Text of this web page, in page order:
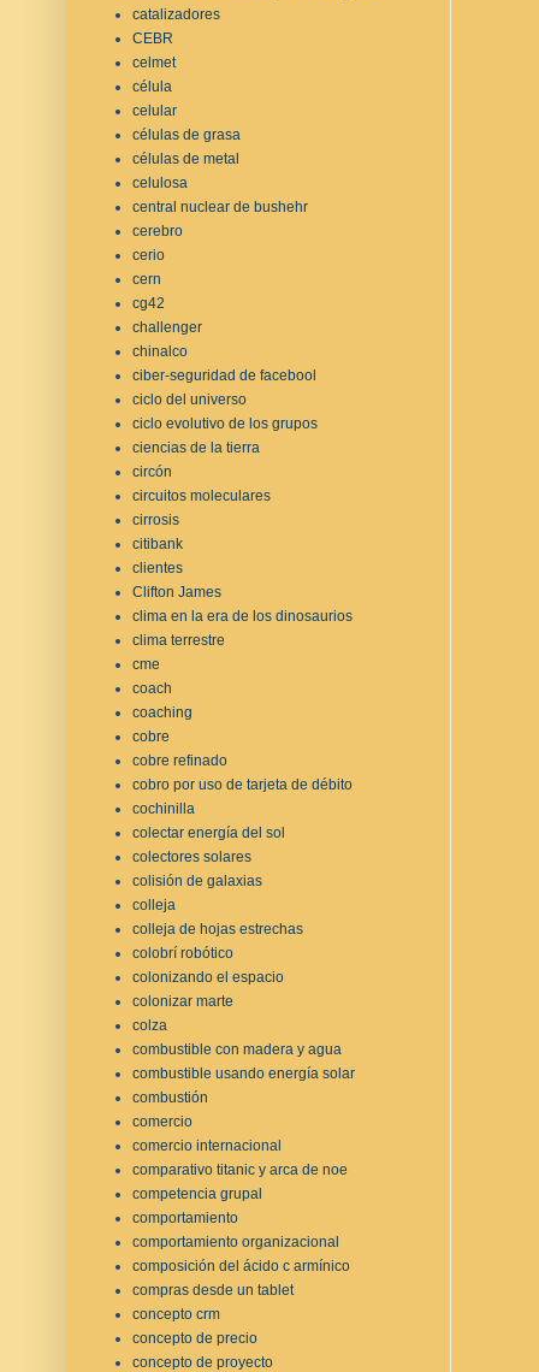
catalizadores
CEBR
celmet
célula
celular
células de grasa
células de metal
celulosa
central nuclear de bushehr
cerebro
cerio
cern
cg42
challenger
chinalco
ciber-seguridad de facebool
ciclo del universo
ciclo evolutivo de los grupos
ciencias de la tierra
circón
circuitos moleculares
cirrosis
citibank
clientes
Clifton James
clima en la era de los dinosaurios
clima terrestre
cme
coach
coaching
cobre
cobre refinado
cobro por uso de tarjeta de débito
cochinilla
colectar energía del sol
colectores solares
colisión de galaxias
colleja
colleja de hojas estrechas
colobrí robótico
colonizando el espacio
colonizar marte
colza
combustible con madera y agua
combustible usando energía solar
combustión
comercio
comercio internacional
comparativo titanic y arca de noe
competencia grupal
comportamiento
comportamiento organizacional
composición del ácido c armínico
compras desde un tablet
concepto crm
concepto de precio
concepto de proyecto